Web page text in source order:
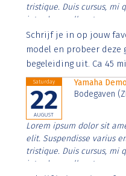
tristique. Duis cursus, mi
interdum nulla, ut
Aenean faucibus nibh et
imperdiet. Nunc ut sem
Schrijf je in op jouw
model en probeer
begeleiding uit. Ca 45
Saturday
22
AUGUST
Yamaha
Bodegaven
Lorem ipsum dolor sit
elit. Suspendisse varius
tristique. Duis cursus, mi
interdum nulla, ut